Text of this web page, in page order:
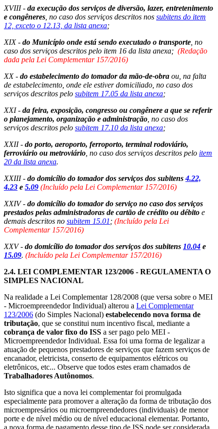
XVIII - da execução dos serviços de diversão, lazer, entretenimento
e congêneres , no caso dos serviços descritos nos subitens do item
12, exceto o 12.13, da lista anexa;
XIX - do Município onde está sendo executado o transporte , no
caso dos serviços descritos pelo item 16 da lista anexa; (Redação
dada pela Lei Complementar 157/2016)
XX - do estabelecimento do tomador da mão-de-obra ou, na falta
de estabelecimento, onde ele estiver domiciliado, no caso dos
serviços descritos pelo subitem 17.05 da lista anexa;
XXI - da feira, exposição, congresso ou congênere a que se referir
o planejamento, organização e administração , no caso dos
serviços descritos pelo subitem 17.10 da lista anexa;
XXII - do porto, aeroporto, ferroporto, terminal rodoviário,
ferroviário ou metroviário , no caso dos serviços descritos pelo item
20 da lista anexa.
XXIII - do domicílio do tomador dos serviços dos subitens4.22,
4.23 e 5.09 (Incluído pela Lei Complementar 157/2016)
XXIV - do domicílio do tomador do serviço no caso dos serviços
prestados pelas administradoras de cartão de crédito ou débito e
demais descritos no subitem 15.01 ; (Incluído pela Lei
Complementar 157/2016)
XXV - do domicílio do tomador dos serviços dos subitens 10.04 e
15.09. (Incluído pela Lei Complementar 157/2016)
2.4. LEI COMPLEMENTAR 123/2006 - REGULAMENTA O
SIMPLES NACIONAL
Na realidade a Lei Complementar 128/2008 (que versa sobre o MEI
- Microempreendedor Individual) alterou a Lei Complementar
123/2006 (do Simples Nacional) estabelecendo nova forma de
tributação, que se constitui num incentivo fiscal, mediante a
cobrança de valor fixo do ISS a ser pago pelo MEI -
Microempreendedor Individual. Essa foi uma forma de legalizar a
atuação de pequenos prestadores de serviços que fazem serviços de
encanador, eletricista, conserto de equipamentos elétricos ou
eletrônicos, etc... Observe que todos estes eram chamados de
Trabalhadores Autônomos.
Isto significa que a nova lei complementar foi promulgada
especialmente para promover a alteração da forma de tributação dos
microempresários ou microempreendedores (individuais) de menor
porte e de nível médio ou de nível educacional elementar. Portanto,
a nova forma de pagamento desse tipo de ISS pode ser considerada